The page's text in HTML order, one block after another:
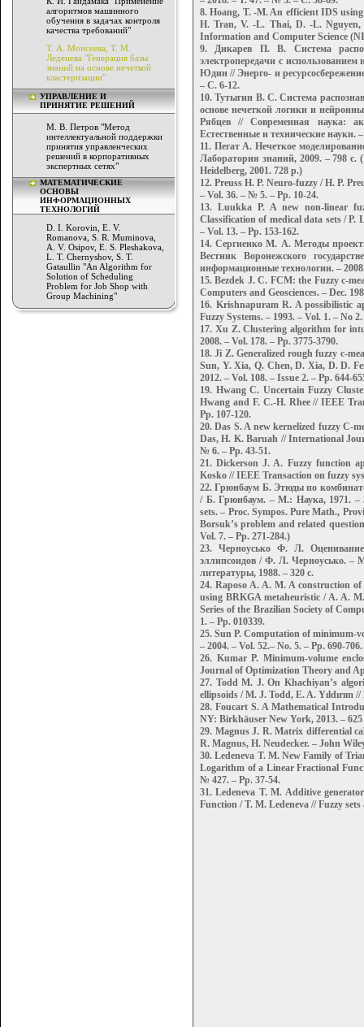
алгоритмов машинного
обучения в задачах контроля
качества требований"
Т. А. Моисеева, Т. М.
Леденева "Генерация базы
знаний на основе нечеткой
кластеризации"
УПРАВЛЕНИЕ И
ПРИНЯТИЕ РЕШЕНИЙ
М. В. Петров "Метод
интеллектуальной поддержки
принятия управленческих
решений в корпоративных
экспертных сетях"
МАТЕМАТИЧЕСКИЕ
ОСНОВЫ
ИНФОРМАЦИОННЫХ
ТЕХНОЛОГИЙ
D. I. Korovin, E. V.
Romanova, S. R. Muminova,
A. V. Osipov, E. S. Pleshakova,
L. Т. Chernyshov, S. T.
Gataullin "An Algorithm for
Solution of Scheduling
Problem for Job Shop with
Group Machining"
8. Hoang, T. -M. An efficient IDS
H. Tran, V. -L. Thai, D. -L. Nguyen,
Information and Computer Science
9. Дикарев П. В. Система
электропередачи с
Юдин // Энерго- и
– С. 6-12.
10. Тутыгин В. С. Система
основе нечеткой логики и
Рябцев // Современная наука:
Естественные и технические науки.
11. Пегат А. Нечеткое
Лаборатория знаний, 2009. – 798 с.
Heidelberg, 2001. 728 p.)
12. Preuss H. P. Neuro-fuzzy / H. P.
– Vol. 36. – № 5. – Pp. 10-24.
13. Luukka P. A new non-linear
Classification of medical data sets /
– Vol. 13. – Pp. 153-162.
14. Сергиенко М. А. Методы
Вестник Воронежского
информационные технологии. –
15. Bezdek J. C. FCM: the Fuzzy c-
Computers and Geosciences. – Dec.
16. Krishnapuram R. A possibilistic
Fuzzy Systems. – 1993. – Vol. 1. – No
17. Xu Z. Clustering algorithm for
2008. – Vol. 178. – Pp. 3775-3790.
18. Ji Z. Generalized rough fuzzy c-
Sun, Y. Xia, Q. Chen, D. Xia, D. D.
2012. – Vol. 108. – Issue 2. – Pp. 644-
19. Hwang C. Uncertain Fuzzy
Hwang and F. C.-H. Rhee // IEEE
Pp. 107-120.
20. Das S. A new kernelized fuzzy C-
Das, H. K. Baruah // International
№ 6. – Pp. 43-51.
21. Dickerson J. A. Fuzzy function
Kosko // IEEE Transaction on fuzzy
22. Грюнбаум Б. Этюды по
/ Б. Грюнбаум. – М.: Наука, 1971. –
sets. – Proc. Sympos. Pure Math.,
Borsuk’s problem and related
Vol. 7. – Pp. 271-284.)
23. Черноусько Ф. Л. Оценивание
эллипсоидов / Ф. Л. Черноусько. –
литературы, 1988. – 320 с.
24. Raposo A. A. M. A construction
using BRKGA metaheuristic / A. A.
Series of the Brazilian Society of
1. – Pp. 010339.
25. Sun P. Computation of minimum-
– 2004. – Vol. 52.– No. 5. – Pp. 690-706.
26. Kumar P. Minimum-volume
Journal of Optimization Theory and
27. Todd M. J. On Khachiyan’s
ellipsoids / M. J. Todd, E. A. Yıldırım
28. Foucart S. A Mathematical
NY: Birkhäuser New York, 2013. –
29. Magnus J. R. Matrix differential
R. Magnus, H. Neudecker. – John
30. Ledeneva T. M. New Family of
Logarithm of a Linear Fractional
№ 427. – Pp. 37-54.
31. Ledeneva T. M. Additive
Function / T. M. Ledeneva // Fuzzy